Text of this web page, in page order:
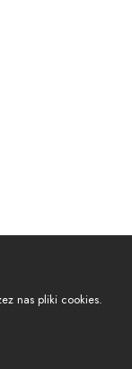
nas pliki cookies.